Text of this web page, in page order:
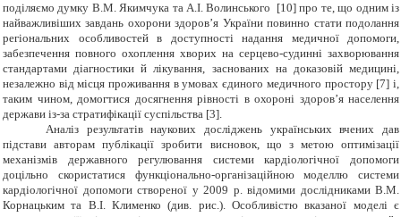
поділяємо думку В.М. Якимчука та А.І. Волинського [10] про те, що одним із
найважливіших завдань охорони здоров’я України повинно стати подолання
регіональних особливостей в доступності надання медичної допомоги,
забезпечення повного охоплення хворих на серцево-судинні захворювання
стандартами діагностики й лікування, заснованих на доказовій медицині,
незалежно від місця проживання в умовах єдиного медичного простору [7] і,
таким чином, домогтися досягнення рівності в охороні здоров’я населення
держави із-за стратифікації суспільства [3].
Аналіз результатів наукових досліджень українських вчених дав
підстави авторам публікації зробити висновок, що з метою оптимізації
механізмів державного регулювання системи кардіологічної допомоги
доцільно скористатися функціонально-організаційною моделлю системи
кардіологічної допомоги створеної у 2009 р. відомими дослідниками В.М.
Корнацьким та В.І. Клименко (див. рис.). Особливістю вказаної моделі є